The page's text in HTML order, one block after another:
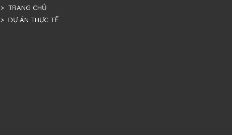
> TRANG CHỦ
> DỰ ÁN THỰC TẾ